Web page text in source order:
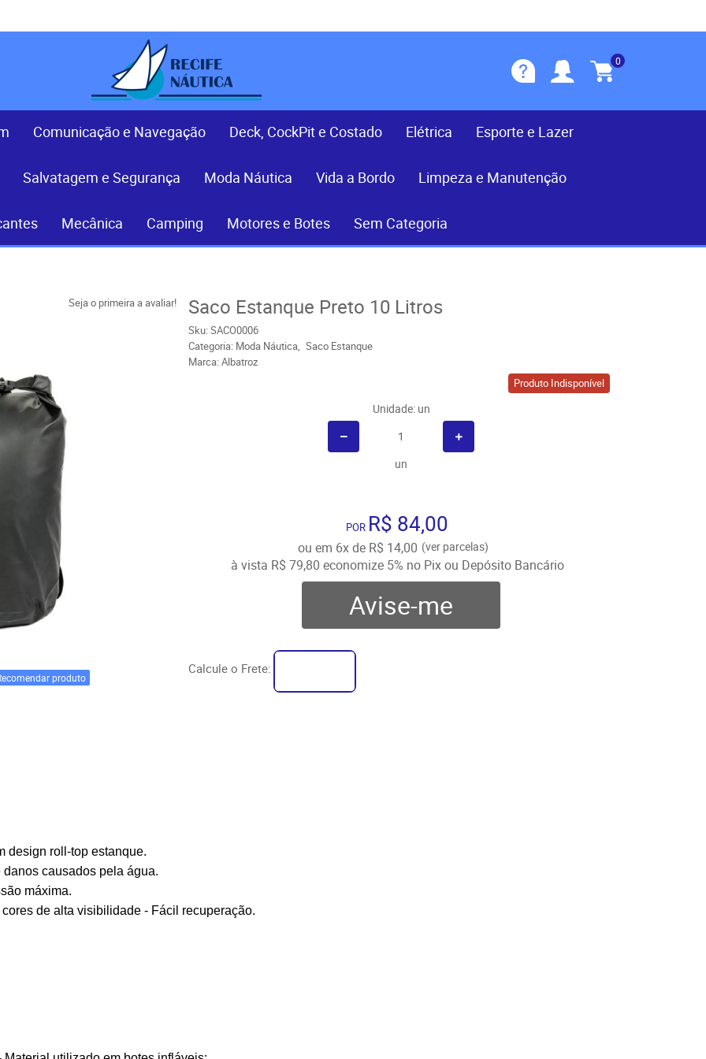
0
Comunicação e Navegação Deck, CockPit e Costado Elétrica Esporte e Lazer
Salvatagem e Segurança Moda Náutica Vida a Bordo Limpeza e Manutenção
Mecânica Camping Motores e Botes Sem Categoria
Seja o primeira a avaliar! Saco Estanque Preto 10 Litros
Sku:SACO0006
Categoria: Moda Náutica Saco Estanque
Marca:Albatroz
Produto Indisponível
Unidade: un
un
POR R$ 84,00
ou em 6xde R$ 14,00 (ver parcelas)
à vista R$ 79,80 economize 5% no Pix ou Depósito Bancário
Avise-me
Calcule o Frete:
produto
design roll-top estanque.
causados pela água.
máxima.
de alta visibilidade - Fácil recuperação.